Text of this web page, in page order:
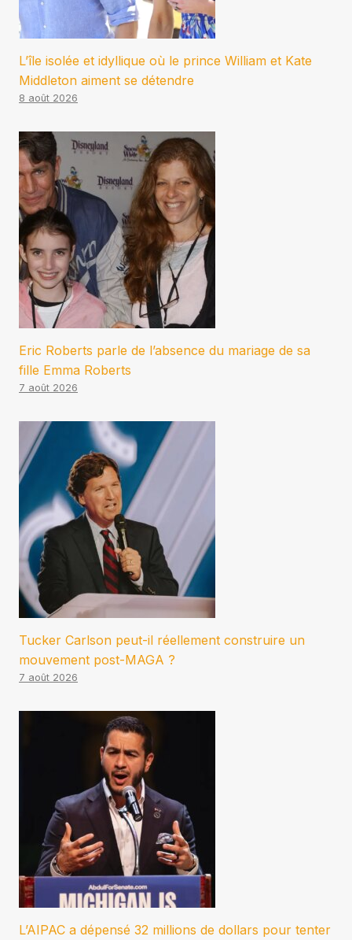
L’île isolée et idyllique où le prince William et Kate
Middleton aiment se détendre
8 août 2026
Eric Roberts parle de l’absence du mariage de sa
fille Emma Roberts
7 août 2026
Tucker Carlson peut-il réellement construire un
mouvement post-MAGA ?
7 août 2026
L’AIPAC a dépensé 32 millions de dollars pour tenter